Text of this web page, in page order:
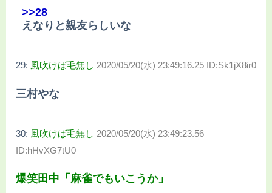
>>28
えなりと親友らしいな
29: 風吹けば毛無し 2020/05/20(水) 23:49:16.25 ID:Sk1jX8ir0
三村やな
30: 風吹けば毛無し 2020/05/20(水) 23:49:23.56
ID:hHvXG7tU0
爆笑田中「麻雀でもいこうか」